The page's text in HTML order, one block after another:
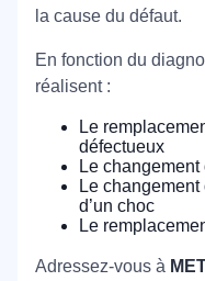
la cause du défaut.
En fonction du
réalisent :
Le
défectueux
Le
Le
d’un choc
Le
Adressez-vous à